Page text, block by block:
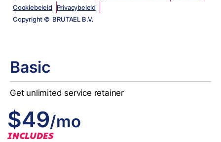
Cookiebeleid
Privacybeleid
Copyright © BRUTAEL B.V.
Basic
Get unlimited service retainer
$49/mo
INCLUDES